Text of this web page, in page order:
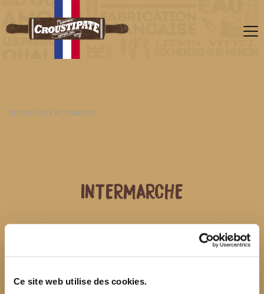
Ce site web utilise des cookies.
RETOUR AUX ACTUALITÉS
INTERMARCHE